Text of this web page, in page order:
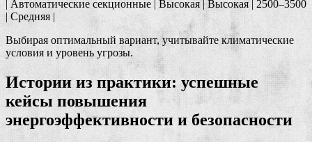
| Автоматические секционные | Высокая | Высокая | 2500–3500
| Средняя |
Выбирая оптимальный вариант, учитывайте климатические
условия и уровень угрозы.
Истории из практики: успешные
кейсы повышения
энергоэффективности и безопасности